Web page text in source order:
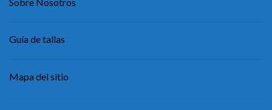
Guía de tallas
Mapa del sitio